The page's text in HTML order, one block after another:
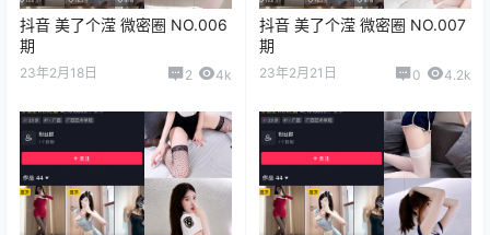
抖音 美了个滢 微密圈 NO.006
期
23年2月18日 2 4k
抖音 美了个滢 微密圈 NO.007
期
23年2月21日 0 4.2k